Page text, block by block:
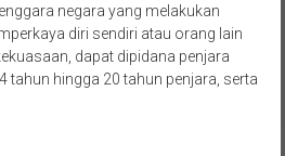
negara yang melakukan
diri sendiri atau orang lain
dapat dipidana penjara
tahun hingga 20 tahun penjara, serta